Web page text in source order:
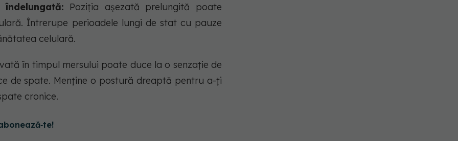
Poziția așezată prelungită poate
Întrerupe perioadele lungi de stat cu pauze
celulară.
în timpul mersului poate duce la o senzație de
de spate. Menține o postură dreaptă pentru a-ți
cronice.